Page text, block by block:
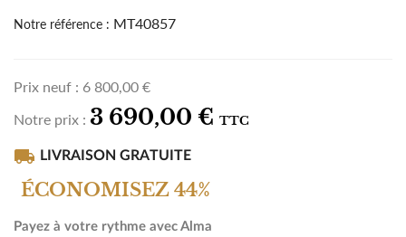
Notre référence : MT40857
Prix neuf : 6 800,00 €
Notre prix : 3 690,00 € TTC
local_shipping LIVRAISON GRATUITE
ÉCONOMISEZ 44%
Payez à votre rythme avec Alma